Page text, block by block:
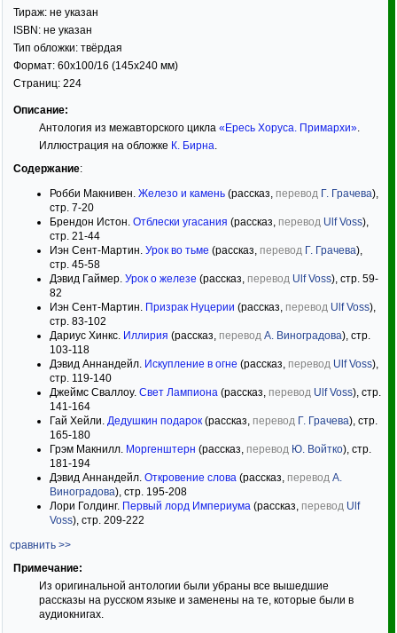
Тираж: не указан
ISBN: не указан
Тип обложки: твёрдая
Формат: 60x100/16 (145x240 мм)
Страниц: 224
Описание:
Антология из межавторского цикла «Ересь Хоруса. Примархи».
Иллюстрация на обложке К. Бирна.
Содержание:
Робби Макнивен. Железо и камень (рассказ, перевод Г. Грачева),
стр. 7-20
Брендон Истон. Отблески угасания (рассказ, перевод Ulf Voss),
стр. 21-44
Иэн Сент-Мартин. Урок во тьме (рассказ, перевод Г. Грачева),
стр. 45-58
Дэвид Гаймер. Урок о железе (рассказ, перевод Ulf Voss), стр. 59-
82
Иэн Сент-Мартин. Призрак Нуцерии (рассказ, перевод Ulf Voss),
стр. 83-102
Дариус Хинкс. Иллирия (рассказ, перевод А. Виноградова), стр.
103-118
Дэвид Аннандейл. Искупление в огне (рассказ, перевод Ulf Voss),
стр. 119-140
Джеймс Сваллоу. Свет Лампиона (рассказ, перевод Ulf Voss), стр.
141-164
Гай Хейли. Дедушкин подарок (рассказ, перевод Г. Грачева), стр.
165-180
Грэм Макнилл. Моргенштерн (рассказ, перевод Ю. Войтко), стр.
181-194
Дэвид Аннандейл. Откровение слова (рассказ, перевод А.
Виноградова), стр. 195-208
Лори Голдинг. Первый лорд Империума (рассказ, перевод Ulf
Voss), стр. 209-222
сравнить >>
Примечание:
Из оригинальной антологии были убраны все вышедшие
рассказы на русском языке и заменены на те, которые были в
аудиокнигах.